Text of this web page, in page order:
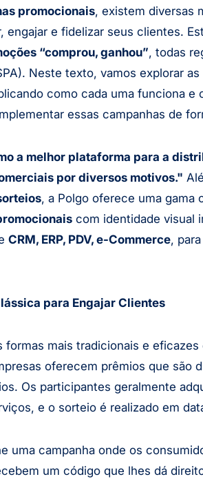
promocionais, existem diversas
engajar e fidelizar seus clientes.
“comprou, ganhou”, todas
Neste texto, vamos explorar
como cada uma funciona e
essas campanhas de
a melhor plataforma para a
por diversos motivos."
, a Polgo oferece uma gama
com identidade visual
CRM, ERP, PDV, e-Commerce,
para Engajar Clientes
formas mais tradicionais e eficazes
oferecem prêmios que são
Os participantes geralmente
e o sorteio é realizado em
uma campanha onde os
um código que lhes dá